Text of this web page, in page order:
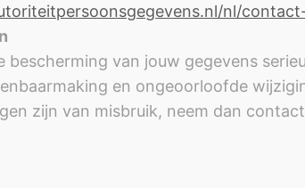
nl/
van jouw gegevens
en ongeoorloofde
zijn van misbruik, neem dan